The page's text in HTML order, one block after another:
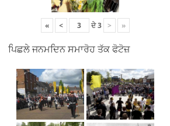
« < ਦੇ3 > »
ਪਿਛਲੇ ਜਨਮਦਿਨ ਸਮਾਰੋਹ ਤੱਕ ਫੋਟੋਜ਼